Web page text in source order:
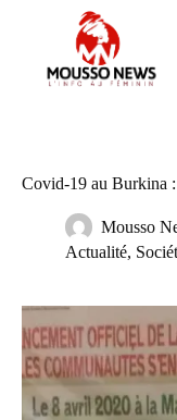
Covid-19 au Burkina
Mousso
Actualité,